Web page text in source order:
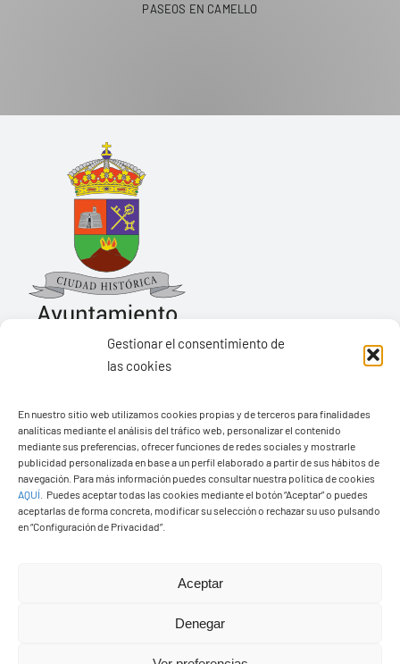
Gestionar el consentimiento de
las cookies
En nuestro sitio web utilizamos cookies propias y de terceros para finalidades
analíticas mediante el análisis del tráfico web, personalizar el contenido
mediante sus preferencias, ofrecer funciones de redes sociales y mostrarle
publicidad personalizada en base a un perfil elaborado a partir de sus hábitos de
navegación. Para más información puedes consultar nuestra política de cookies
AQUÍ
Puedes aceptar todas las cookies mediante el botón “Aceptar” o puedes
aceptarlas de forma concreta, modificar su selección o rechazar su uso pulsando
en “Configuración de Privacidad”.
Aceptar
Denegar
PASEOS EN CAMELLO
Pza. de Los Remedios, 1
35570 – Yaiza
Tel:928 83 62 20
© Copyright2026 Ayuntamiento de Yaiza - Todos los